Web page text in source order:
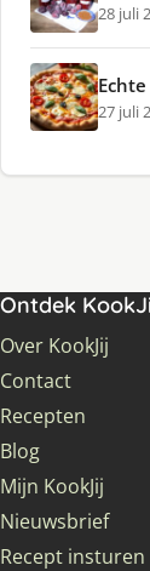
28 juli
27 juli
Ontdek
Over KookJij
Contact
Recepten
Blog
Mijn KookJij
Nieuwsbrief
Recept insturen